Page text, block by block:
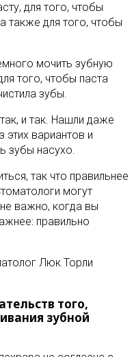
для того, чтобы
также для того, чтобы
мочить зубную
того, чтобы паста
зубы.
и так. Нашли даже
этих вариантов и
зубы насухо.
так что правильнее
могут
важно, когда вы
правильно
Люк Торли
того,
зубной